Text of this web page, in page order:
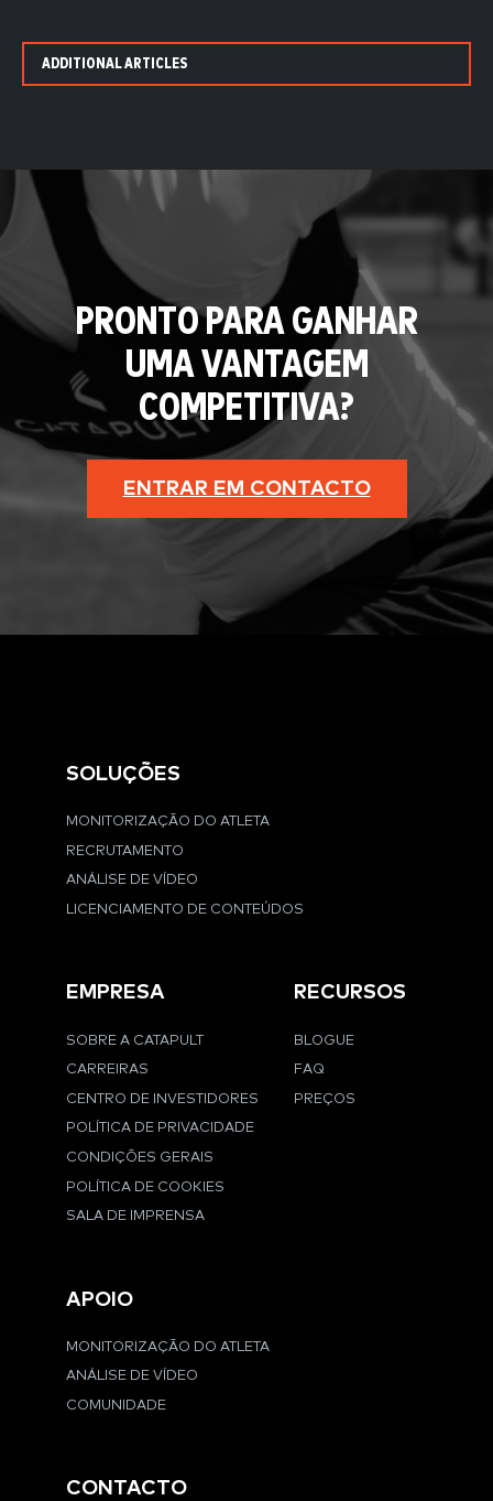
ADDITIONAL ARTICLES
PRONTO PARA GANHAR
UMA VANTAGEM
COMPETITIVA?
ENTRAR EM CONTACTO
SOLUÇÕES
MONITORIZAÇÃO DO ATLETA
RECRUTAMENTO
ANÁLISE DE VÍDEO
LICENCIAMENTO DE CONTEÚDOS
EMPRESA
SOBRE A CATAPULT
CARREIRAS
CENTRO DE INVESTIDORES
POLÍTICA DE PRIVACIDADE
CONDIÇÕES GERAIS
POLÍTICA DE COOKIES
SALA DE IMPRENSA
RECURSOS
BLOGUE
FAQ
PREÇOS
APOIO
MONITORIZAÇÃO DO ATLETA
ANÁLISE DE VÍDEO
COMUNIDADE
CONTACTO